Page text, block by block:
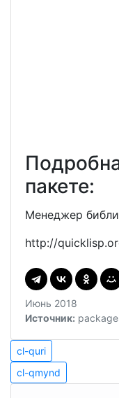
пакете:
Менеджер
http://
Июнь 2018
Источник:
Навигация
по
cl-
quri
cl-quri
cl-
qmynd
cl-qmynd